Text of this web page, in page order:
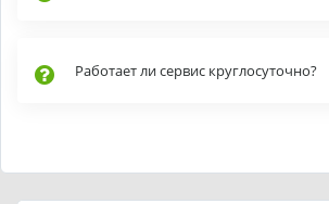
Работает ли сервис круглосуточно?